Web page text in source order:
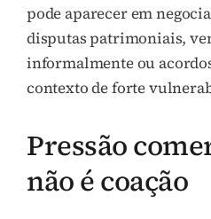
pode aparecer em
disputas patrimoniais,
informalmente ou
contexto de forte
Pressão
não é coação